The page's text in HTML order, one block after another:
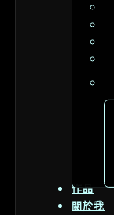
作品
關於我